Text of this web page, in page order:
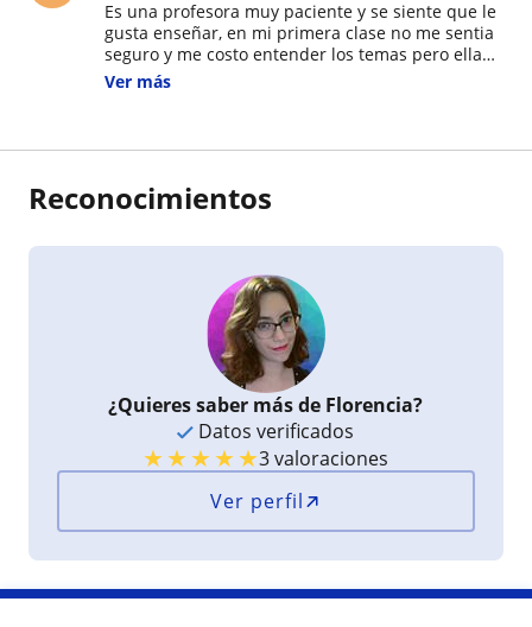
Es una profesora muy paciente y se siente que le
gusta enseñar, en mi primera clase no me sentia
seguro y me costo entender los temas pero ella
me tuvo paciencia y supo explicarmelo bien.
Ver más
Reconocimientos
¿Quieres saber más de Florencia?
Datos verificados
★★★★★3 valoraciones
Ver perfil